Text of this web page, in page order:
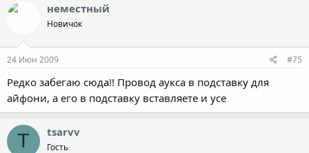
неместный
Новичок
24 Июн 2009 #75
Редко забегаю сюда!! Провод аукса в подставку для
айфони, а его в подставку вставляете и усе
T tsarvv
Гость